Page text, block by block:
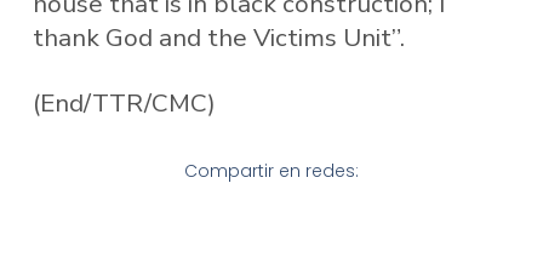
thank God and the Victims Unit”.
(End/TTR/CMC)
Compartir en redes: